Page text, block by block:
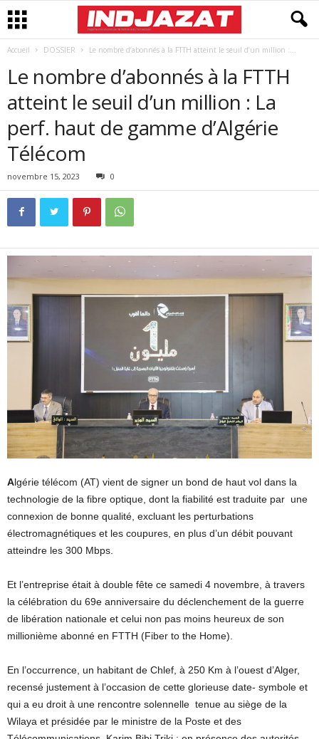
Accueil DOSSIER Le nombre d’abonnés à la FTTH atteint le seuil d’un million :...
Le nombre d’abonnés à la FTTH
atteint le seuil d’un million : La
perf. haut de gamme d’Algérie
Télécom
novembre 15, 2023 0
Algérie télécom (AT) vient de signer un bond de haut vol dans la
technologie de la fibre optique, dont la fiabilité est traduite par une
connexion de bonne qualité, excluant les perturbations
électromagnétiques et les coupures, en plus d’un débit pouvant
atteindre les 300 Mbps.
Et l’entreprise était à double fête ce samedi 4 novembre, à travers
la célébration du 69e anniversaire du déclenchement de la guerre
de libération nationale et celui non pas moins heureux de son
millionième abonné en FTTH (Fiber to the Home).
En l’occurrence, un habitant de Chlef, à 250 Km à l’ouest d’Alger,
recensé justement à l’occasion de cette glorieuse date- symbole et
qui a eu droit à une rencontre solennelle tenue au siège de la
Wilaya et présidée par le ministre de la Poste et des